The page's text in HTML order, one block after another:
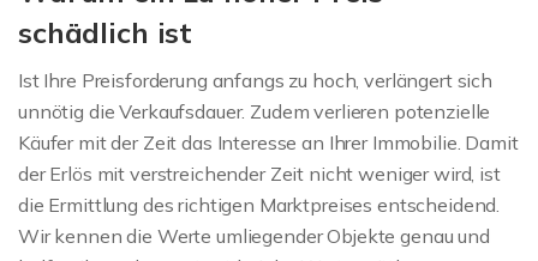
schädlich ist
Ist Ihre Preisforderung anfangs zu hoch, verlängert sich
unnötig die Verkaufsdauer. Zudem verlieren potenzielle
Käufer mit der Zeit das Interesse an Ihrer Immobilie. Damit
der Erlös mit verstreichender Zeit nicht weniger wird, ist
die Ermittlung des richtigen Marktpreises entscheidend.
Wir kennen die Werte umliegender Objekte genau und